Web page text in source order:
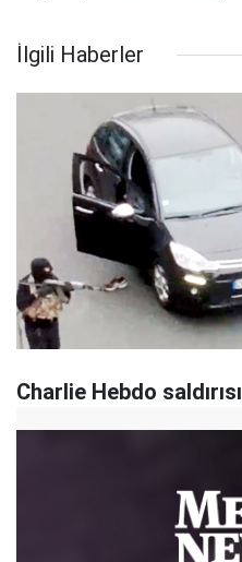
İlgili Haberler
Charlie Hebdo saldırısı